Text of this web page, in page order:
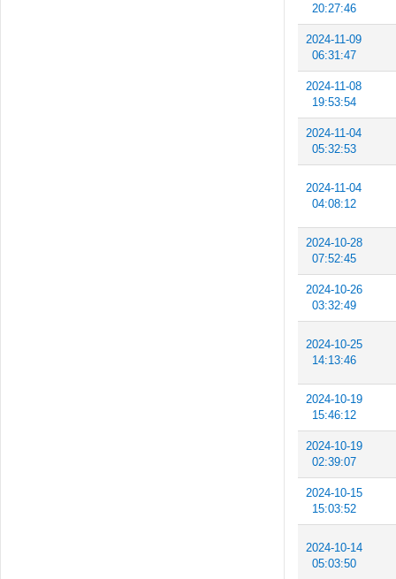
20:27:46
2024-11-09
06:31:47
2024-11-08
19:53:54
2024-11-04
05:32:53
2024-11-04
04:08:12
2024-10-28
07:52:45
2024-10-26
03:32:49
2024-10-25
14:13:46
2024-10-19
15:46:12
2024-10-19
02:39:07
2024-10-15
15:03:52
2024-10-14
05:03:50